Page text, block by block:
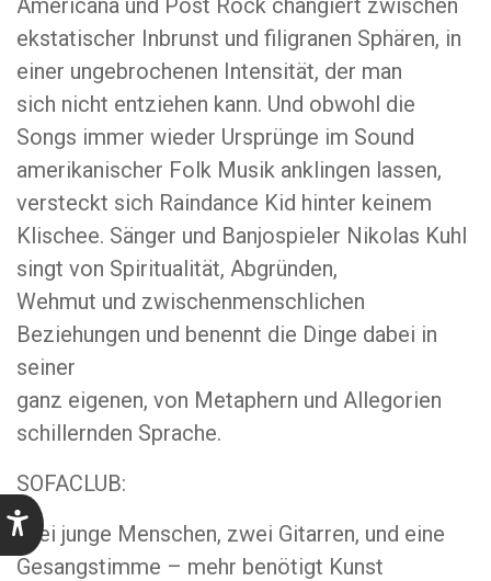
Americana und Post Rock changiert zwischen
ekstatischer Inbrunst und filigranen Sphären, in
einer ungebrochenen Intensität, der man
sich nicht entziehen kann. Und obwohl die
Songs immer wieder Ursprünge im Sound
amerikanischer Folk Musik anklingen lassen,
versteckt sich Raindance Kid hinter keinem
Klischee. Sänger und Banjospieler Nikolas Kuhl
singt von Spiritualität, Abgründen,
Wehmut und zwischenmenschlichen
Beziehungen und benennt die Dinge dabei in
seiner
ganz eigenen, von Metaphern und Allegorien
schillernden Sprache.
SOFACLUB:
Drei junge Menschen, zwei Gitarren, und eine
Gesangstimme – mehr benötigt Kunst